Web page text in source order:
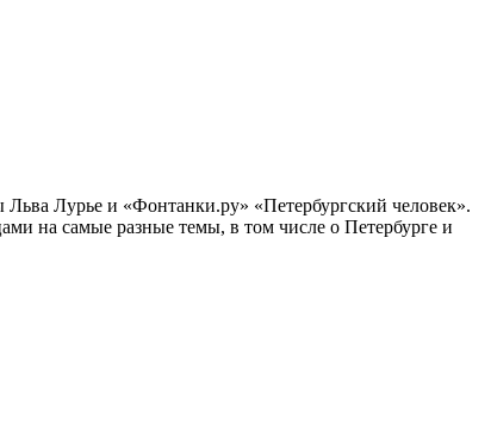
Льва Лурье и «Фонтанки.ру» «Петербургский человек».
на самые разные темы, в том числе о Петербурге и